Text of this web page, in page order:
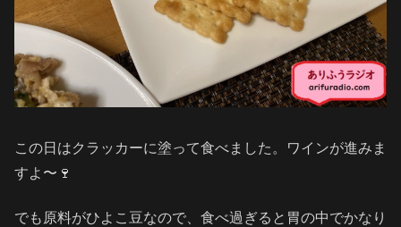
この日はクラッカーに塗って食べました。ワインが進みま
すよ〜🍷
でも原料がひよこ豆なので、食べ過ぎると胃の中でかなり